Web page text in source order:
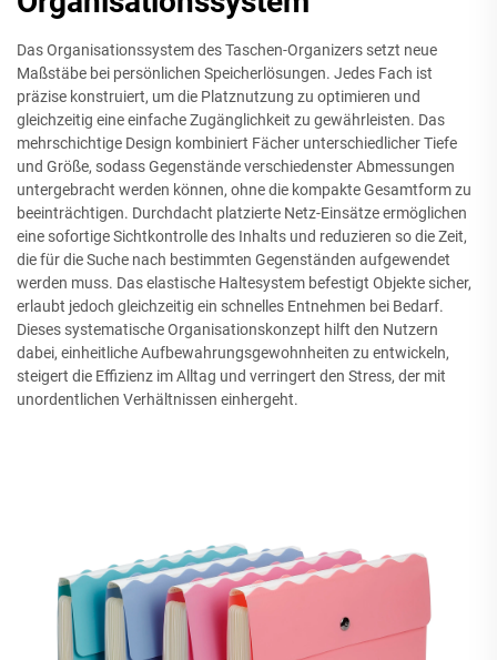
Das Organisationssystem des Taschen-Organizers setzt neue
Maßstäbe bei persönlichen Speicherlösungen. Jedes Fach ist
präzise konstruiert, um die Platznutzung zu optimieren und
gleichzeitig eine einfache Zugänglichkeit zu gewährleisten. Das
mehrschichtige Design kombiniert Fächer unterschiedlicher Tiefe
und Größe, sodass Gegenstände verschiedenster Abmessungen
untergebracht werden können, ohne die kompakte Gesamtform zu
beeinträchtigen. Durchdacht platzierte Netz-Einsätze ermöglichen
eine sofortige Sichtkontrolle des Inhalts und reduzieren so die Zeit,
die für die Suche nach bestimmten Gegenständen aufgewendet
werden muss. Das elastische Haltesystem befestigt Objekte sicher,
erlaubt jedoch gleichzeitig ein schnelles Entnehmen bei Bedarf.
Dieses systematische Organisationskonzept hilft den Nutzern
dabei, einheitliche Aufbewahrungsgewohnheiten zu entwickeln,
steigert die Effizienz im Alltag und verringert den Stress, der mit
unordentlichen Verhältnissen einhergeht.